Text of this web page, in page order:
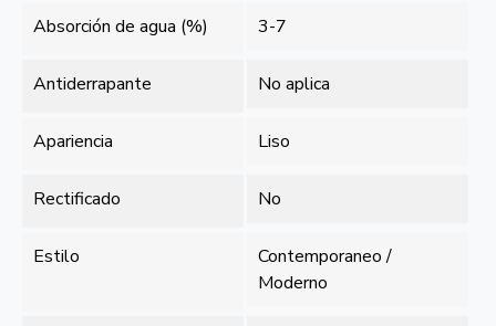
Absorción de agua (%) 3-7
Antiderrapante No aplica
Apariencia Liso
Rectificado No
Estilo
Contemporaneo /
Moderno